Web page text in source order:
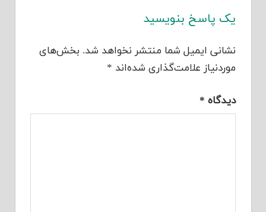
یک پاسخ بنویسید
نشانی ایمیل شما منتشر نخواهد شد. بخش‌های
موردنیاز علامت‌گذاری شده‌اند *
دیدگاه *